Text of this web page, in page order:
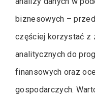
biznesowych –
częściej korzystać z
analitycznych do
finansowych oraz
gospodarczych.